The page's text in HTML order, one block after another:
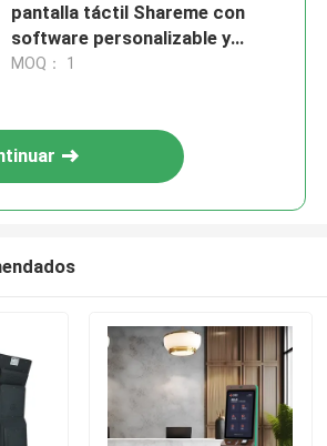
pantalla táctil Shareme con
software personalizable y
escáner de pasaportes en
MOQ： 1